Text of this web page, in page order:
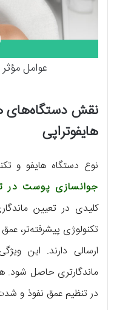
عوامل مؤثر
نقش دستگاه‌های
هایفوتراپی
نوع دستگاه هایفو و
جوانسازی پوست در
کلیدی در تعیین
تکنولوژی پیشرفته‌تر،
ارسالی دارند. این
ماندگار‌تری حاصل شود.
در تنظیم عمق نفوذ و